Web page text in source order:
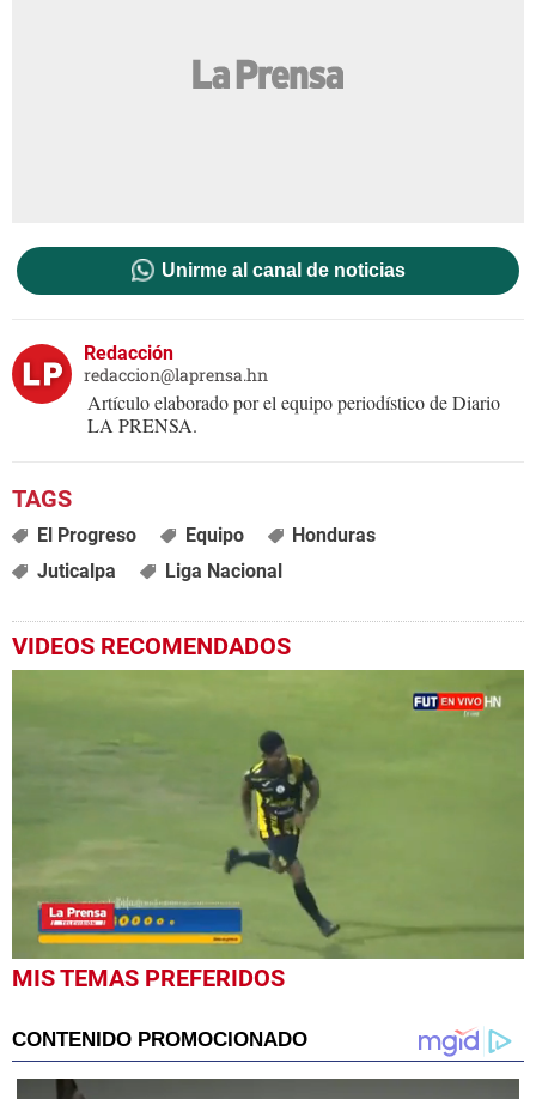
Unirme al canal de noticias
Redacción
redaccion@laprensa.hn
Artículo elaborado por el equipo periodístico de Diario
LA PRENSA.
El Progreso Equipo
Honduras
Juticalpa
Liga Nacional
VIDEOS RECOMENDADOS
0
seconds
minute,
23
seconds
MIS TEMAS PREFERIDOS